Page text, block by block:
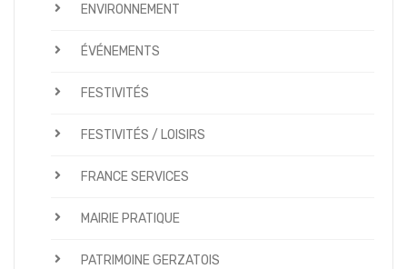
ENVIRONNEMENT
ÉVÉNEMENTS
FESTIVITÉS
FESTIVITÉS / LOISIRS
FRANCE SERVICES
MAIRIE PRATIQUE
PATRIMOINE GERZATOIS